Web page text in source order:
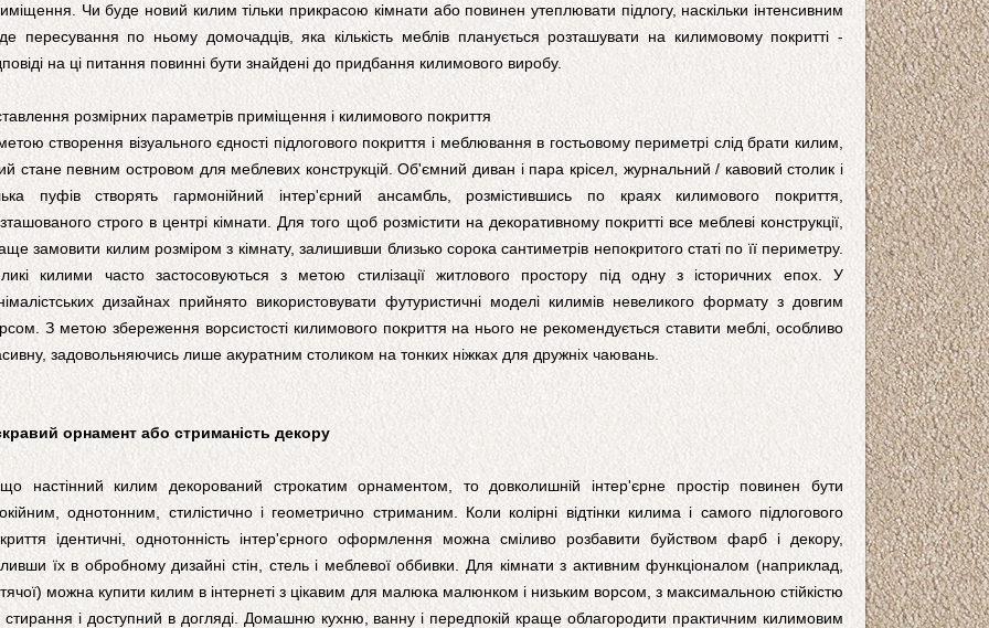
Чи буде новий килим тільки прикрасою кімнати або повинен утеплювати підлогу, наскільки інтенсивним
пересування по ньому домочадців, яка кількість меблів планується розташувати на килимовому покритті -
на ці питання повинні бути знайдені до придбання килимового виробу.
розмірних параметрів приміщення і килимового покриття
створення візуального єдності підлогового покриття і меблювання в гостьовому периметрі слід брати килим,
стане певним островом для меблевих конструкцій. Об'ємний диван і пара крісел, журнальний / кавовий столик і
пуфів створять гармонійний інтер'єрний ансамбль, розмістившись по краях килимового покриття,
строго в центрі кімнати. Для того щоб розмістити на декоративному покритті все меблеві конструкції,
замовити килим розміром з кімнату, залишивши близько сорока сантиметрів непокритого статі по її периметру.
килими часто застосовуються з метою стилізації житлового простору під одну з історичних епох. У
дизайнах прийнято використовувати футуристичні моделі килимів невеликого формату з довгим
З метою збереження ворсистості килимового покриття на нього не рекомендується ставити меблі, особливо
задовольняючись лише акуратним столиком на тонких ніжках для дружніх чаювань.
орнамент або стриманість декору
настінний килим декорований строкатим орнаментом, то довколишній інтер'єрне простір повинен бути
однотонним, стилістично і геометрично стриманим. Коли колірні відтінки килима і самого підлогового
ідентичні, однотонність інтер'єрного оформлення можна сміливо розбавити буйством фарб і декору,
їх в обробному дизайні стін, стель і меблевої оббивки. Для кімнати з активним функціоналом (наприклад,
можна купити килим в інтернеті з цікавим для малюка малюнком і низьким ворсом, з максимальною стійкістю
стирання і доступний в догляді. Домашню кухню, ванну і передпокій краще облагородити практичним килимовим